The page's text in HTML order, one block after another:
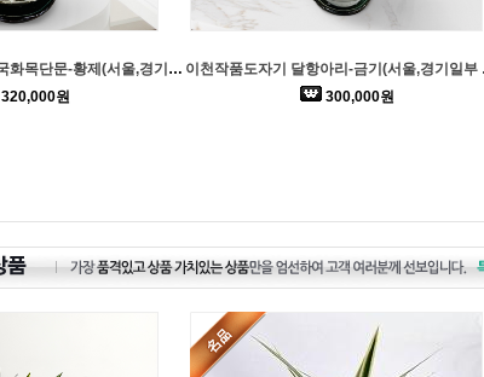
이천작품도자기 투각국화목단문-황제(서울,경기일부 배송가능)
320,000원
이천
300,000원